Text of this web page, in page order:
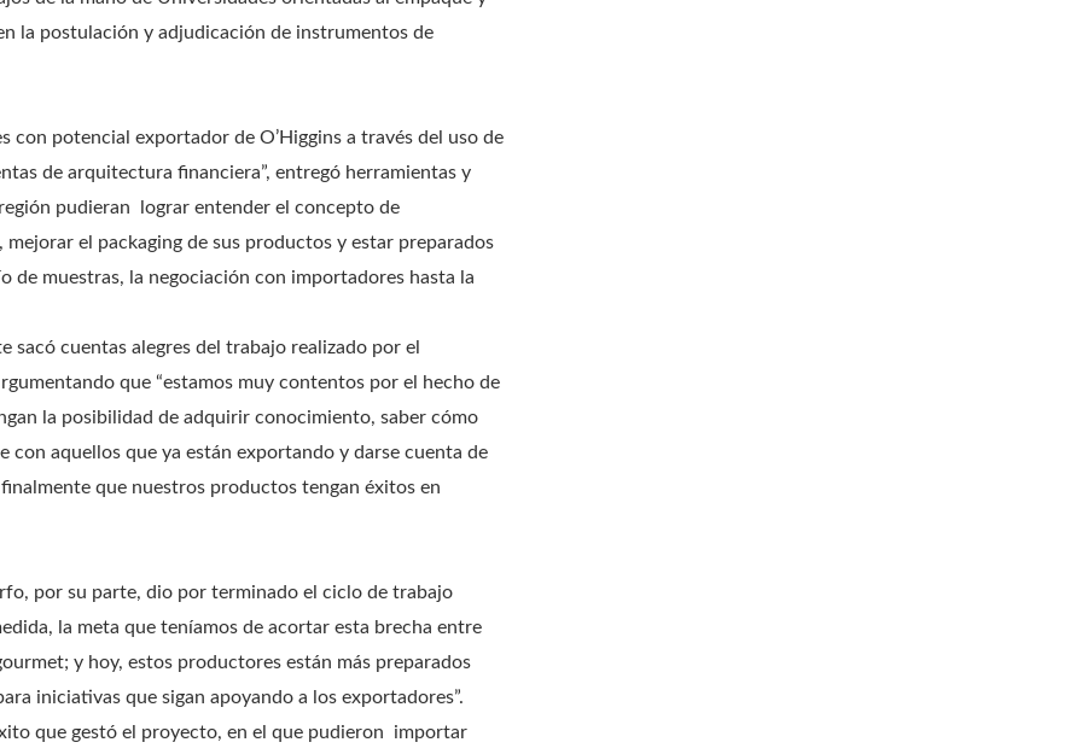
la postulación y adjudicación de instrumentos de
potencial exportador de O’Higgins a través del uso de
de arquitectura financiera”, entregó herramientas y
pudieran lograr entender el concepto de
el packaging de sus productos y estar preparados
de muestras, la negociación con importadores hasta la
cuentas alegres del trabajo realizado por el
que “estamos muy contentos por el hecho de
la posibilidad de adquirir conocimiento, saber cómo
aquellos que ya están exportando y darse cuenta de
que nuestros productos tengan éxitos en
por su parte, dio por terminado el ciclo de trabajo
la meta que teníamos de acortar esta brecha entre
y hoy, estos productores están más preparados
iniciativas que sigan apoyando a los exportadores”.
que gestó el proyecto, en el que pudieron importar